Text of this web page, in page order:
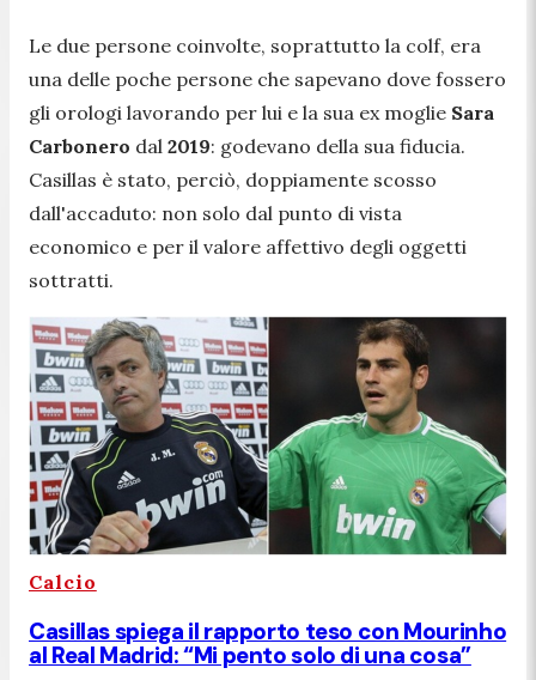
Le due persone coinvolte, soprattutto la colf, era
una delle poche persone che sapevano dove fossero
gli orologi lavorando per lui e la sua ex moglie Sara
Carbonero dal 2019: godevano della sua fiducia.
Casillas è stato, perciò, doppiamente scosso
dall'accaduto: non solo dal punto di vista
economico e per il valore affettivo degli oggetti
sottratti.
Calcio
Casillas spiega il rapporto teso con Mourinho
al Real Madrid: “Mi pento solo di una cosa”